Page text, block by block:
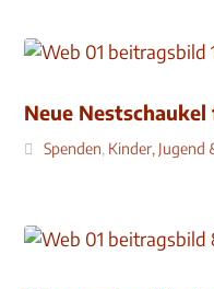
Neue
Spenden, Kinder, Jugend